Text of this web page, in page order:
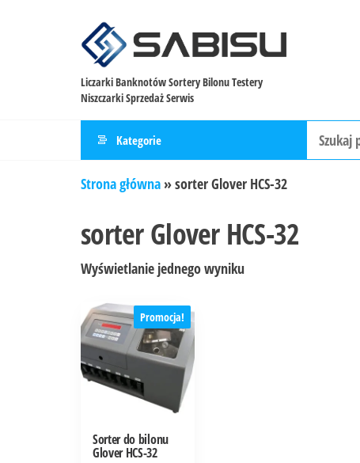
Liczarki Banknotów Sortery Bilonu Testery
Niszczarki Sprzedaż Serwis
Kategorie
Strona główna »sorter Glover HCS-32
sorter Glover HCS-32
Wyświetlanie jednego wyniku
Promocja!
Sorter do bilonu
Glover HCS-32